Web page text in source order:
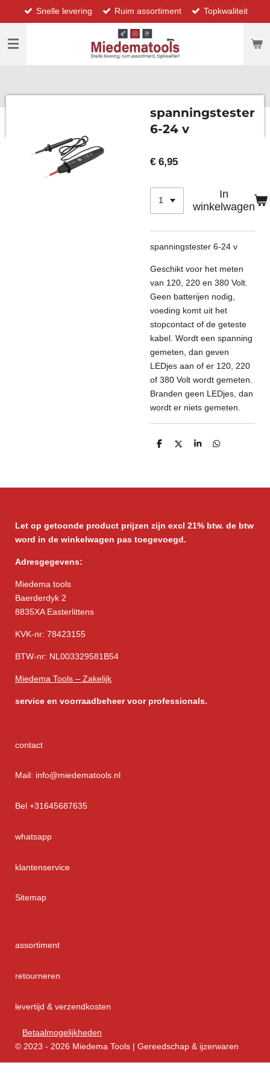
direct
naar
hoofdinhoud
Snelle levering Ruim assortiment Topkwaliteit
spanningstester
6-24 v
€ 6,95
In
winkelwagen
spanningstester 6-24 v
Geschikt voor het meten
van 120, 220 en 380 Volt.
Geen batterijen nodig,
voeding komt uit het
stopcontact of de geteste
kabel. Wordt een spanning
gemeten, dan geven
LEDjes aan of er 120, 220
of 380 Volt wordt gemeten.
Branden geen LEDjes, dan
wordt er niets gemeten.
D
D
S
D
Let op getoonde product prijzen zijn excl 21% btw. de btw
word in de winkelwagen pas toegevoegd.
Adresgegevens:
Miedema tools
Baerderdyk 2
8835XA Easterlittens
KVK-nr: 78423155
BTW-nr: NL003329581B54
Miedema Tools – Zakelijk
service en voorraadbeheer voor professionals.
contact
Mail: info@miedematools.nl
Bel +31645687635
whatsapp
klantenservice
Sitemap
assortiment
retourneren
levertijd & verzendkosten
Betaalmogelijkheden
© 2023 - 2026 Miedema Tools | Gereedschap & ijzerwaren